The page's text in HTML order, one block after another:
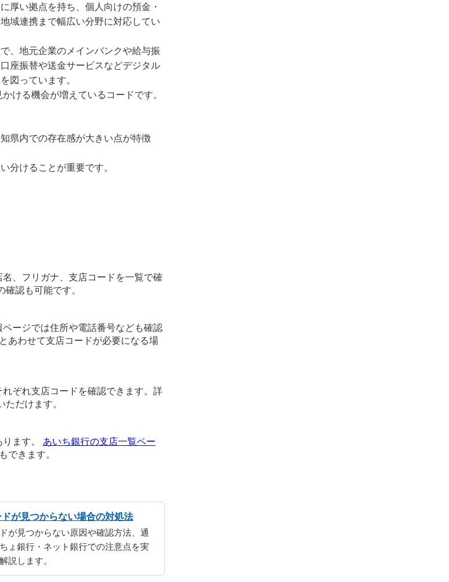
厚い拠点を持ち、個人向けの預金・
域連携まで幅広い分野に対応してい
、地元企業のメインバンクや給与振
座振替や送金サービスなどデジタル
図っています。
ける機会が増えているコードです。
県内での存在感が大きい点が特徴
分けることが重要です。
、フリガナ、支店コードを一覧で確
認も可能です。
ージでは住所や電話番号なども確認
あわせて支店コードが必要になる場
ぞれ支店コードを確認できます。詳
だけます。
ます。 あいち銀行の支店一覧ペー
できます。
が見つからない場合の対処法
が見つからない原因や確認方法、通
ょ銀行・ネット銀行での注意点を実
説します。